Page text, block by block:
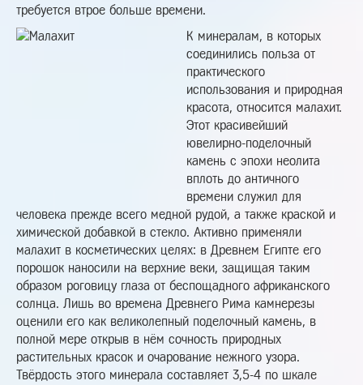
требуется втрое больше времени.
К минералам, в которых
соединились польза от
практического
использования и природная
красота, относится малахит.
Этот красивейший
ювелирно-поделочный
камень с эпохи неолита
вплоть до античного
времени служил для
человека прежде всего медной рудой, а также краской и
химической добавкой в стекло. Активно применяли
малахит в косметических целях: в Древнем Египте его
порошок наносили на верхние веки, защищая таким
образом роговицу глаза от беспощадного африканского
солнца. Лишь во времена Древнего Рима камнерезы
оценили его как великолепный поделочный камень, в
полной мере открыв в нём сочность природных
растительных красок и очарование нежного узора.
Твёрдость этого минерала составляет 3,5-4 по шкале